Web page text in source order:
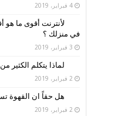
4 فبراير، 2019
لأنترنت أقوى ما هو
في منزلك ؟
3 فبراير، 2019
لماذا يتكلم الكثير
2 فبراير، 2019
هل حقاً ان القهوة
2 فبراير، 2019